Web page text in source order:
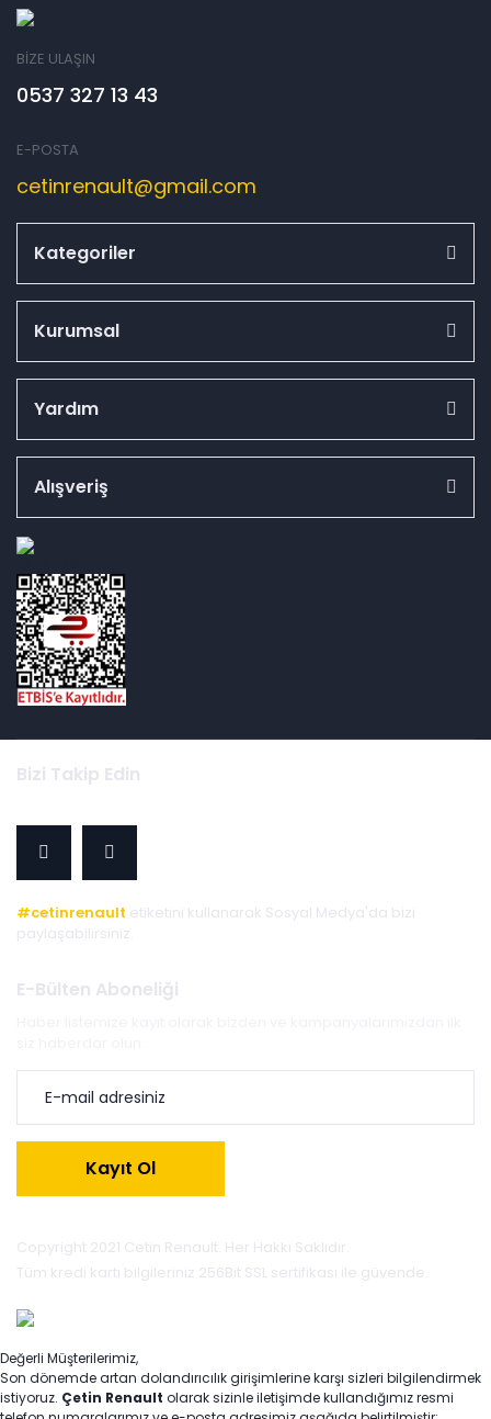
BİZE ULAŞIN
0537 327 13 43
E-POSTA
cetinrenault@gmail.com
Kategoriler
Kurumsal
Yardım
Alışveriş
Bizi Takip Edin
#cetinrenault etiketini kullanarak Sosyal Medya'da bizi
paylaşabilirsiniz.
E-Bülten Aboneliği
Kayıt Ol
Copyright 2021 Cetin Renault. Her Hakkı Saklıdır.
Tüm kredi kartı bilgileriniz 256Bit SSL sertifikası ile güvende.
Değerli Müşterilerimiz,
Son dönemde artan dolandırıcılık girişimlerine karşı sizleri bilgilendirmek
istiyoruz. Çetin Renault olarak sizinle iletişimde kullandığımız resmi